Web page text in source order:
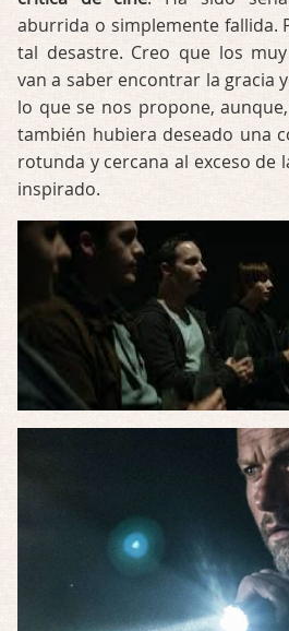
aburrida o simplemente fallida.
tal desastre. Creo que los
van a saber encontrar la gracia
lo que se nos propone,
también hubiera deseado una
rotunda y cercana al exceso de
inspirado.